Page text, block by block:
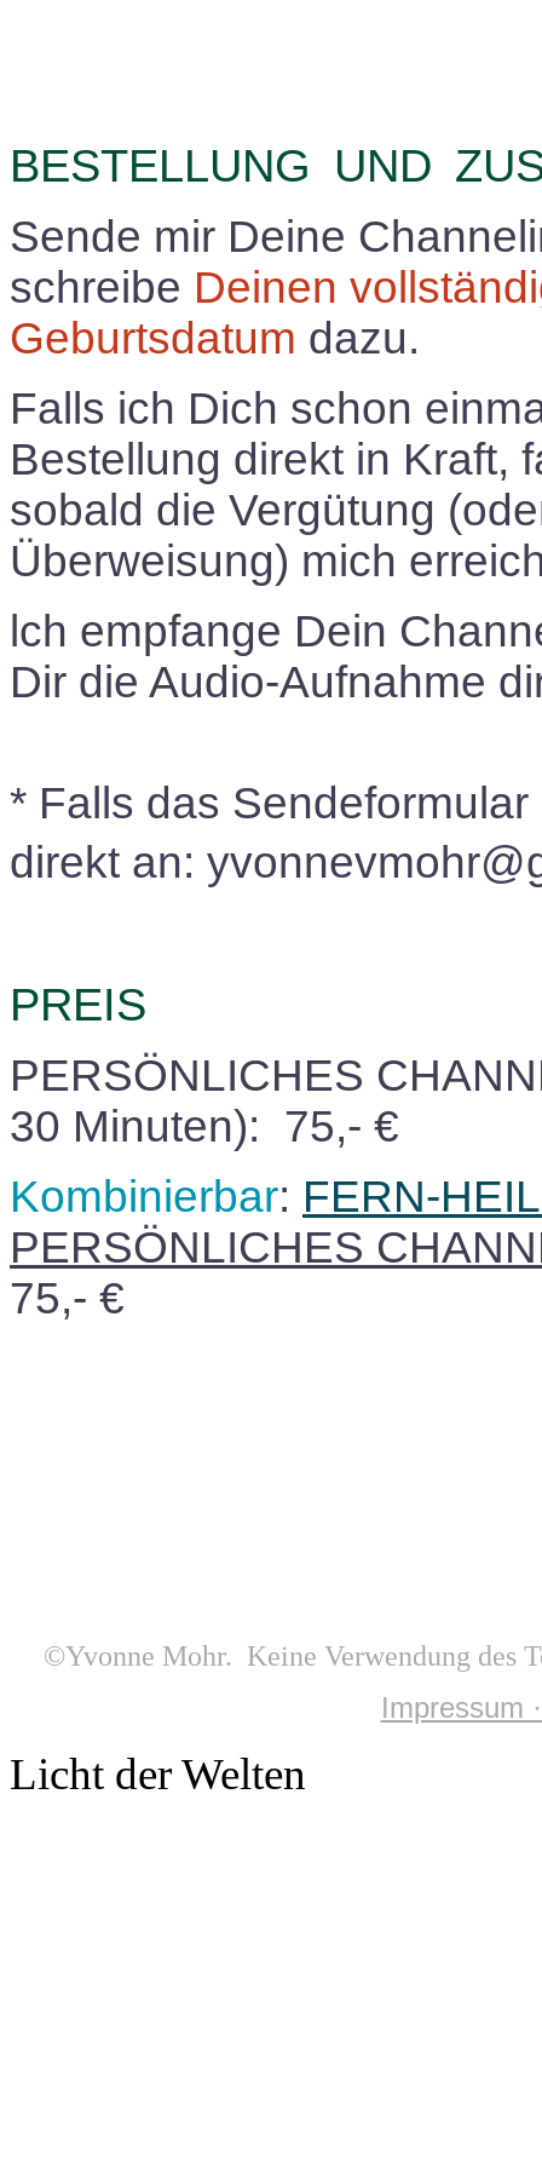
BESTELLUNG UND
Sende mir Deine
schreibe Deinen
Geburtsdatum dazu.
Falls ich Dich schon
Bestellung direkt in Kraft, f
sobald die Vergütung
Überweisung) mich
lch empfange Dein
Dir die Audio-Aufnahme
* Falls das
direkt an:
PREIS
PERSÖNLICHES
30 Minuten): 75,- €
Kombinierbar: FERN-
PERSÖNLICHES
75,- €
©Yvonne Mohr. Keine Verwendung des
Impressum
Licht der Welten